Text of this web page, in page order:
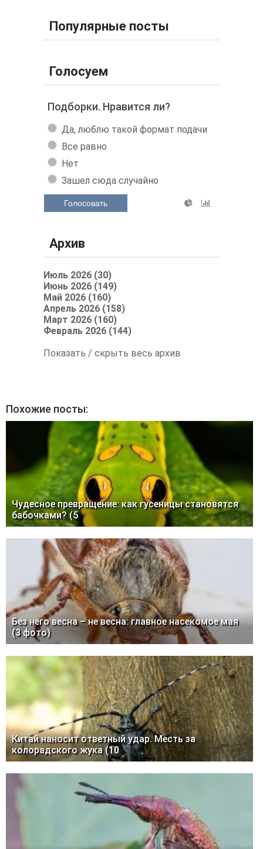
Популярные посты
Голосуем
Подборки. Нравится ли?
Да, люблю такой формат подачи
Все равно
Нет
Зашел сюда случайно
Голосовать
Архив
Июль 2026 (30)
Июнь 2026 (149)
Май 2026 (160)
Апрель 2026 (158)
Март 2026 (160)
Февраль 2026 (144)
Показать / скрыть весь архив
Похожие посты:
Чудесное превращение: как гусеницы становятся
бабочками? (5
Без него весна – не весна: главное насекомое мая
(3 фото)
Китай наносит ответный удар. Месть за
колорадского жука (10